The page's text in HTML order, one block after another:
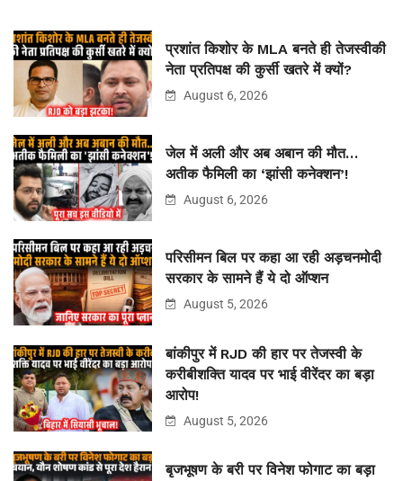
प्रशांत किशोर के MLA बनते ही तेजस्वीकी
नेता प्रतिपक्ष की कुर्सी खतरे में क्यों?
August 6, 2026
जेल में अली और अब अबान की मौत…
अतीक फैमिली का ‘झांसी कनेक्शन’!
August 6, 2026
परिसीमन बिल पर कहा आ रही अड़चनमोदी
सरकार के सामने हैं ये दो ऑप्शन
August 5, 2026
बांकीपुर में RJD की हार पर तेजस्वी के
करीबीशक्ति यादव पर भाई वीरेंदर का बड़ा
आरोप!
August 5, 2026
बृजभूषण के बरी पर विनेश फोगाट का बड़ा